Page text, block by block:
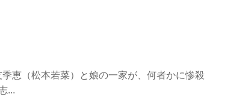
恵（松本若菜）と娘の一家が、何者かに惨殺
...